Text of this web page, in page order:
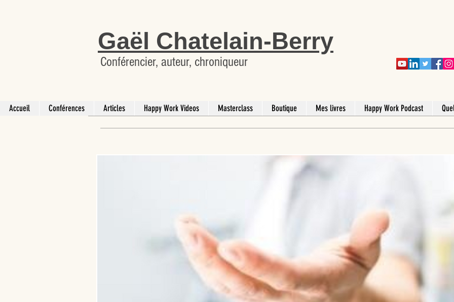
Gaël Chatelain-Berry
Conférencier, auteur, chroniqueur
Accueil Conférences Articles Happy Work Videos Masterclass Boutique Mes livres Happy Work Podcast